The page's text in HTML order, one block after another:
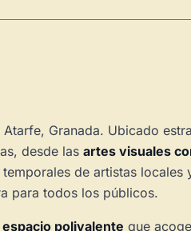
Granada. Ubicado
desde las artes visuales
de artistas
para todos los públicos.
espacio polivalente que